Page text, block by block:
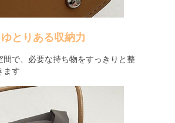
ゆとりある収納力
間で、必要な持ち物をすっきりと整
ます